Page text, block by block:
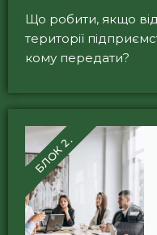
Що робити, якщо
території
кому передати?
БЛОК 2.